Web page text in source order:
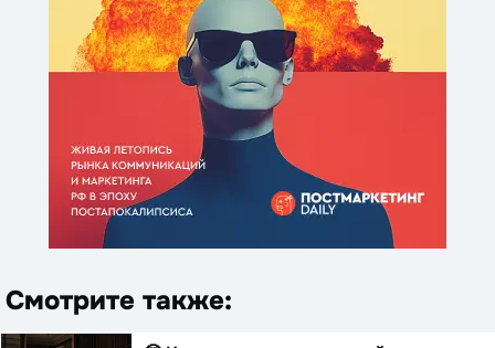
Смотрите также: